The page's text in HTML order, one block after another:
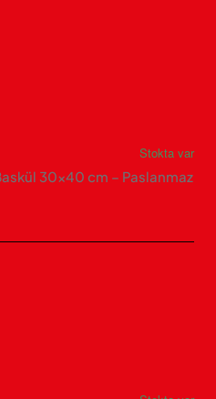
Stokta var
30×40 cm – Paslanmaz